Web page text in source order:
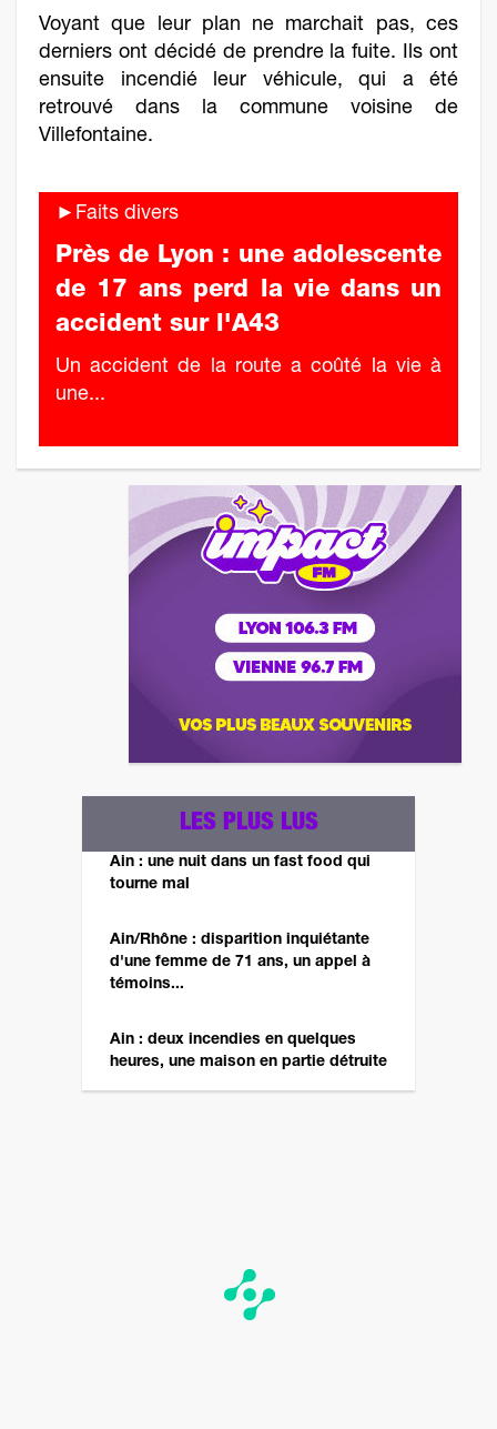
Voyant que leur plan ne marchait pas, ces
derniers ont décidé de prendre la fuite. Ils ont
ensuite incendié leur véhicule, qui a été
retrouvé dans la commune voisine de
Villefontaine.
►Faits divers
Près de Lyon : une adolescente
de 17 ans perd la vie dans un
accident sur l'A43
Un accident de la route a coûté la vie à
une...
LES PLUS LUS
Ain : une nuit dans un fast food qui
tourne mal
Ain/Rhône : disparition inquiétante
d'une femme de 71 ans, un appel à
témoins...
Ain : deux incendies en quelques
heures, une maison en partie détruite